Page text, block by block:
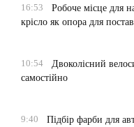
16:53
Робоче місце для
крісло як опора для
10:54
Двоколісний
самостійно
9:40
Підбір фарби для